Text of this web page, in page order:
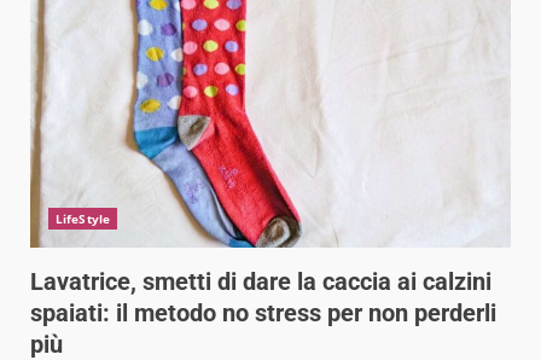
LifeStyle
Lavatrice, smetti di dare la caccia ai calzini
spaiati: il metodo no stress per non perderli
più